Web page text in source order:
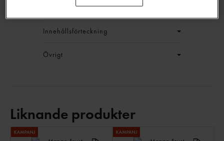
Generell produktinfo
Innehållsförteckning
Övrigt
Liknande produkter